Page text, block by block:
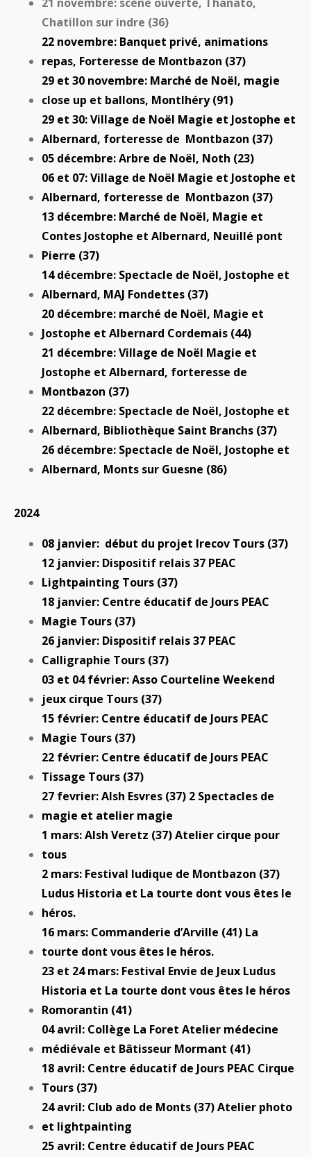
Chatillon sur indre (36)
22 novembre: Banquet privé, animations
repas, Forteresse de Montbazon (37)
29 et 30 novembre: Marché de Noël, magie
close up et ballons, Montlhéry (91)
29 et 30: Village de Noël Magie et Jostophe et
Albernard, forteresse de Montbazon (37)
05 décembre: Arbre de Noël, Noth (23)
06 et 07: Village de Noël Magie et Jostophe et
Albernard, forteresse de Montbazon (37)
13 décembre: Marché de Noël, Magie et
Contes Jostophe et Albernard, Neuillé pont
Pierre (37)
14 décembre: Spectacle de Noël, Jostophe et
Albernard, MAJ Fondettes (37)
20 décembre: marché de Noël, Magie et
Jostophe et Albernard Cordemais (44)
21 décembre: Village de Noël Magie et
Jostophe et Albernard, forteresse de
Montbazon (37)
22 décembre: Spectacle de Noël, Jostophe et
Albernard, Bibliothèque Saint Branchs (37)
26 décembre: Spectacle de Noël, Jostophe et
Albernard, Monts sur Guesne (86)
2024
08 janvier: début du projet Irecov Tours (37)
12 janvier: Dispositif relais 37 PEAC
Lightpainting Tours (37)
18 janvier: Centre éducatif de Jours PEAC
Magie Tours (37)
26 janvier: Dispositif relais 37 PEAC
Calligraphie Tours (37)
03 et 04 février: Asso Courteline Weekend
jeux cirque Tours (37)
15 février: Centre éducatif de Jours PEAC
Magie Tours (37)
22 février: Centre éducatif de Jours PEAC
Tissage Tours (37)
27 fevrier: Alsh Esvres (37) 2 Spectacles de
magie et atelier magie
1 mars: Alsh Veretz (37) Atelier cirque pour
tous
2 mars: Festival ludique de Montbazon (37)
Ludus Historia et La tourte dont vous êtes le
héros.
16 mars: Commanderie d’Arville (41) La
tourte dont vous êtes le héros.
23 et 24 mars: Festival Envie de Jeux Ludus
Historia et La tourte dont vous êtes le héros
Romorantin (41)
04 avril: Collège La Foret Atelier médecine
médiévale et Bâtisseur Mormant (41)
18 avril: Centre éducatif de Jours PEAC Cirque
Tours (37)
24 avril: Club ado de Monts (37) Atelier photo
et lightpainting
25 avril: Centre éducatif de Jours PEAC